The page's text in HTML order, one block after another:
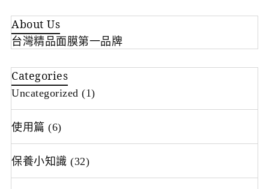
About Us
台灣精品面膜第一品牌
Categories
Uncategorized (1)
使用篇 (6)
保養小知識 (32)